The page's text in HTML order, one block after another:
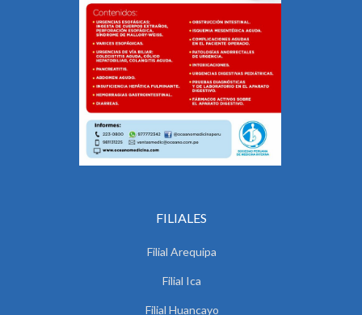
FILIALES
Filial Arequipa
Filial Ica
Filial Huancayo